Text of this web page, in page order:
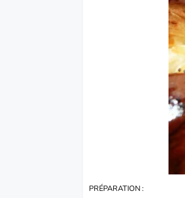
PRÉPARATION :